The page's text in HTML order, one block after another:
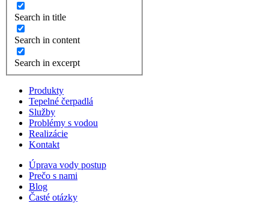
Search in title
Search in content
Search in excerpt
Produkty
Tepelné čerpadlá
Služby
Problémy s vodou
Realizácie
Kontakt
Úprava vody postup
Prečo s nami
Blog
Časté otázky